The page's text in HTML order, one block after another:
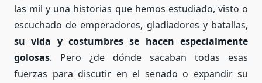
las mil y una historias que hemos estudiado, visto o
escuchado de emperadores, gladiadores y batallas,
su vida y costumbres se hacen especialmente
golosas. Pero ¿de dónde sacaban todas esas
fuerzas para discutir en el senado o expandir su